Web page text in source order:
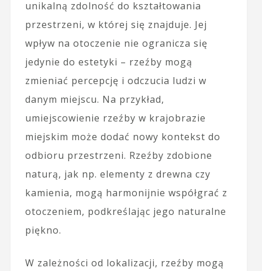
unikalną zdolność do kształtowania
przestrzeni, w której się znajduje. Jej
wpływ na otoczenie nie ogranicza się
jedynie do estetyki – rzeźby mogą
zmieniać percepcję i odczucia ludzi w
danym miejscu. Na przykład,
umiejscowienie rzeźby w krajobrazie
miejskim może dodać nowy kontekst do
odbioru przestrzeni. Rzeźby zdobione
naturą, jak np. elementy z drewna czy
kamienia, mogą harmonijnie współgrać z
otoczeniem, podkreślając jego naturalne
piękno.
W zależności od lokalizacji, rzeźby mogą